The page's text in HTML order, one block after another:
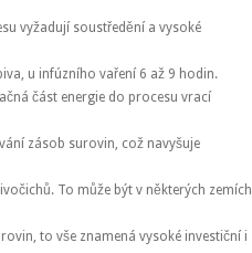
vyžadují soustředění a vysoké
u infúzního vaření 6 až 9 hodin.
část energie do procesu vrací
zásob surovin, což navyšuje
To může být v některých zemích
to vše znamená vysoké investiční i